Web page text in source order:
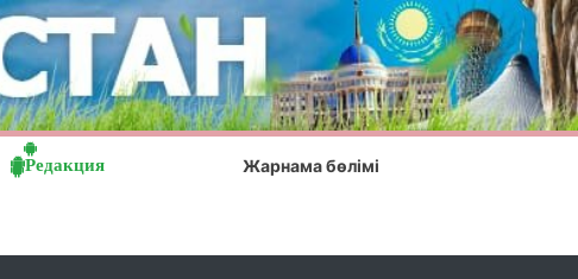
Редакция Жарнама бөлімі